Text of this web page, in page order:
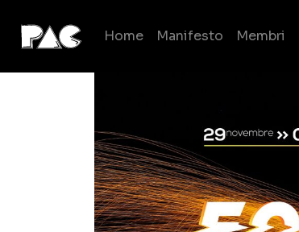
Home Manifesto Membri